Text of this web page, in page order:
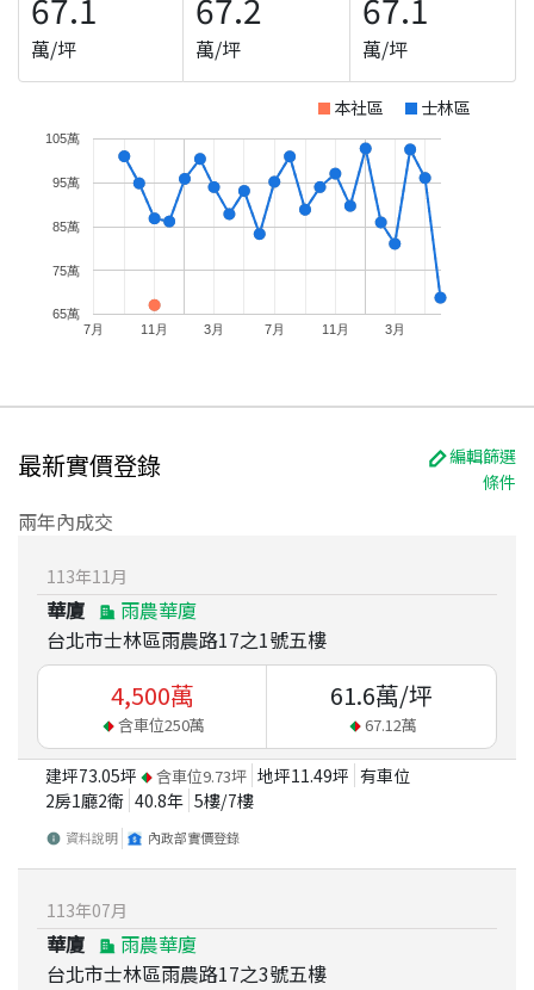
67.1
萬/坪
67.2
萬/坪
67.1
萬/坪
本社區 士林區
7月 11月 3月 7月 11月 3月
65萬
75萬
85萬
95萬
105萬
最新實價登錄
編輯篩選
條件
兩年內成交
113年11 月
華廈
雨農華廈
台北市士林區雨農路17之1號五樓
4,500萬
含車位250萬
61.6萬/坪
67.12萬
建坪73.05坪 含車位9.73坪 地坪11.49坪 有車位
2房1廳2衛 40.8年 5樓/7樓
資料說明 內政部實價登錄
113年07月
華廈
雨農華廈
台北市士林區雨農路17之3號五樓